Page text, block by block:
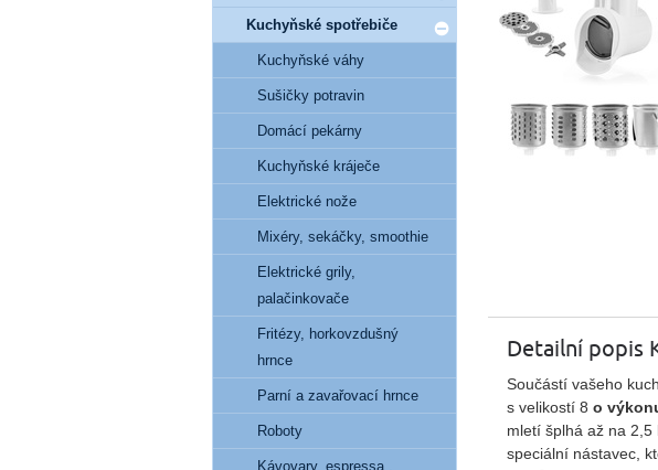
Detailní popis
Součástí vašeho
s velikostí 8 o
mletí šplhá až na
speciální nástavec,
Kuchyňské spotřebiče
Kuchyňské váhy
Sušičky potravin
Domácí pekárny
Kuchyňské kráječe
Elektrické nože
Mixéry, sekáčky, smoothie
Elektrické grily,
palačinkovače
Fritézy, horkovzdušný
hrnce
Parní a zavařovací hrnce
Roboty
Kávovary, espressa ,